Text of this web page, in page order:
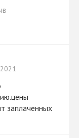
заплаченных